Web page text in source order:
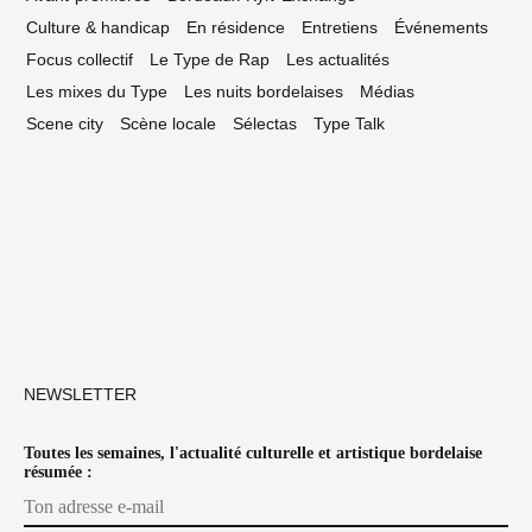
Culture & handicap
En résidence Entretiens
Événements
Focus collectif
Le Type de Rap
Les actualités
Les mixes du Type
Les nuits bordelaises
Médias
Scene city
Scène locale Sélectas Type Talk
NEWSLETTER
Toutes les semaines, l'actualité culturelle et artistique bordelaise
résumée :